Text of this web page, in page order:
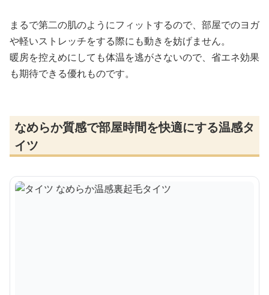
まるで第二の肌のようにフィットするので、部屋でのヨガ
や軽いストレッチをする際にも動きを妨げません。
暖房を控えめにしても体温を逃がさないので、省エネ効果
も期待できる優れものです。
なめらか質感で部屋時間を快適にする温感タ
イツ